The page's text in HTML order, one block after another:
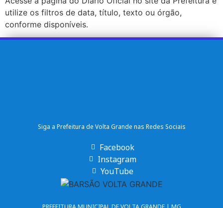
utilize os filtros de data, título, texto ou órgão,
conforme disponíveis.
Siga a Prefeitura de Volta Grande nas Redes Sociais
Facebook
Instagram
YouTube